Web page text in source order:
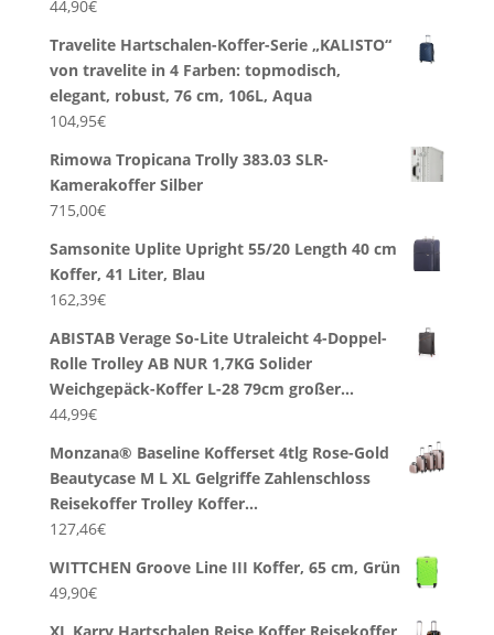
44,90€
Travelite Hartschalen-Koffer-Serie „KALISTO“
von travelite in 4 Farben: topmodisch,
elegant, robust, 76 cm, 106L, Aqua
104,95€
Rimowa Tropicana Trolly 383.03 SLR-
Kamerakoffer Silber
715,00€
Samsonite Uplite Upright 55/20 Length 40 cm
Koffer, 41 Liter, Blau
162,39€
ABISTAB Verage So-Lite Utraleicht 4-Doppel-
Rolle Trolley AB NUR 1,7KG Solider
Weichgepäck-Koffer L-28 79cm großer…
44,99€
Monzana® Baseline Kofferset 4tlg Rose-Gold
Beautycase M L XL Gelgriffe Zahlenschloss
Reisekoffer Trolley Koffer…
127,46€
WITTCHEN Groove Line III Koffer, 65 cm, Grün
49,90€